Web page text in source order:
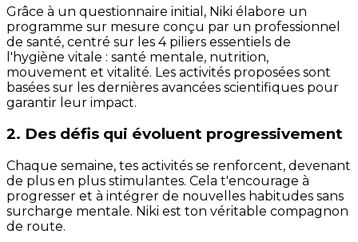
Grâce à un questionnaire initial, Niki élabore un
programme sur mesure conçu par un professionnel
de santé, centré sur les 4 piliers essentiels de
l'hygiène vitale : santé mentale, nutrition,
mouvement et vitalité. Les activités proposées sont
basées sur les dernières avancées scientifiques pour
garantir leur impact.
2. Des défis qui évoluent progressivement
Chaque semaine, tes activités se renforcent, devenant
de plus en plus stimulantes. Cela t'encourage à
progresser et à intégrer de nouvelles habitudes sans
surcharge mentale. Niki est ton véritable compagnon
de route.